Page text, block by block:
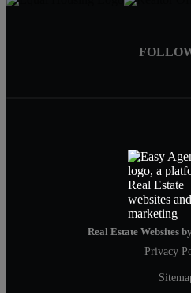
Real Estate Websites by
Privacy